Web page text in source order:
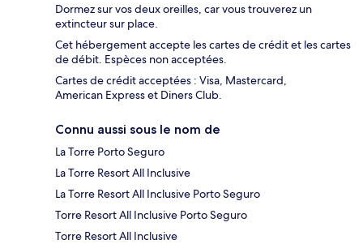
Dormez sur vos deux oreilles, car vous trouverez un
extincteur sur place.
Cet hébergement accepte les cartes de crédit et les cartes
de débit. Espèces non acceptées.
Cartes de crédit acceptées : Visa, Mastercard,
American Express et Diners Club.
Connu aussi sous le nom de
La Torre Porto Seguro
La Torre Resort All Inclusive
La Torre Resort All Inclusive Porto Seguro
Torre Resort All Inclusive Porto Seguro
Torre Resort All Inclusive